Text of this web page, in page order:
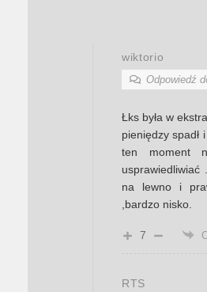
wiktorio
Odpowiedź
Łks była w
pieniędzy
ten moment
na lewno i
,bardzo nisko.
7
RTS